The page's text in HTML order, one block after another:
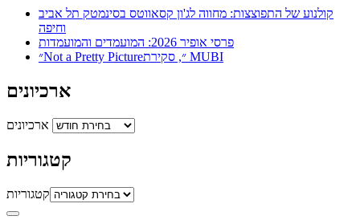
קולנוע של התפוצצות: מחווה לג'ון קסאווטס בסינמטק תל אביב
וחיפה
פרסי אופיר 2026: המועמדים והמועמדות
״Not a Pretty Picture״, סקירת MUBI
ארכיונים
ארכיונים
קטגוריות
קטגוריות